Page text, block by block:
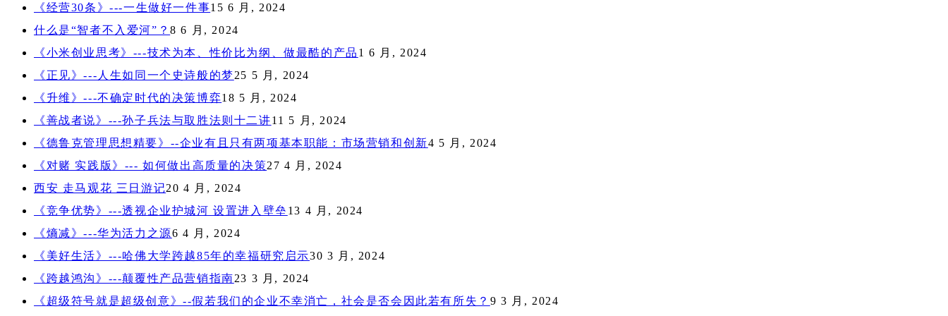
《经营30条》---一生做好一件事15 6 月, 2024
什么是“智者不入爱河”？8 6 月, 2024
《小米创业思考》---技术为本、性价比为纲、做最酷的产品 1 6 月, 2024
《正见》---人生如同一个史诗般的梦25 5 月, 2024
《升维》---不确定时代的决策博弈18 5 月, 2024
《善战者说》---孙子兵法与取胜法则十二讲11 5 月, 2024
《德鲁克管理思想精要》--企业有且只有两项基本职能：市场营销和创新4 5 月, 2024
《对赌 实践版》--- 如何做出高质量的决策27 4 月, 2024
西安 走马观花 三日游记20 4 月, 2024
《竞争优势》---透视企业护城河 设置进入壁垒 13 4 月, 2024
《熵减》---华为活力之源6 4 月, 2024
《美好生活》---哈佛大学跨越85年的幸福研究启示30 3 月, 2024
《跨越鸿沟》---颠覆性产品营销指南23 3 月, 2024
《超级符号就是超级创意》--假若我们的企业不幸消亡，社会是否会因此若有所失？ 9 3 月, 2024